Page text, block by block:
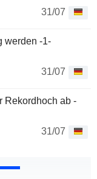
31/07
werden -1-
31/07
Rekordhoch ab -
31/07